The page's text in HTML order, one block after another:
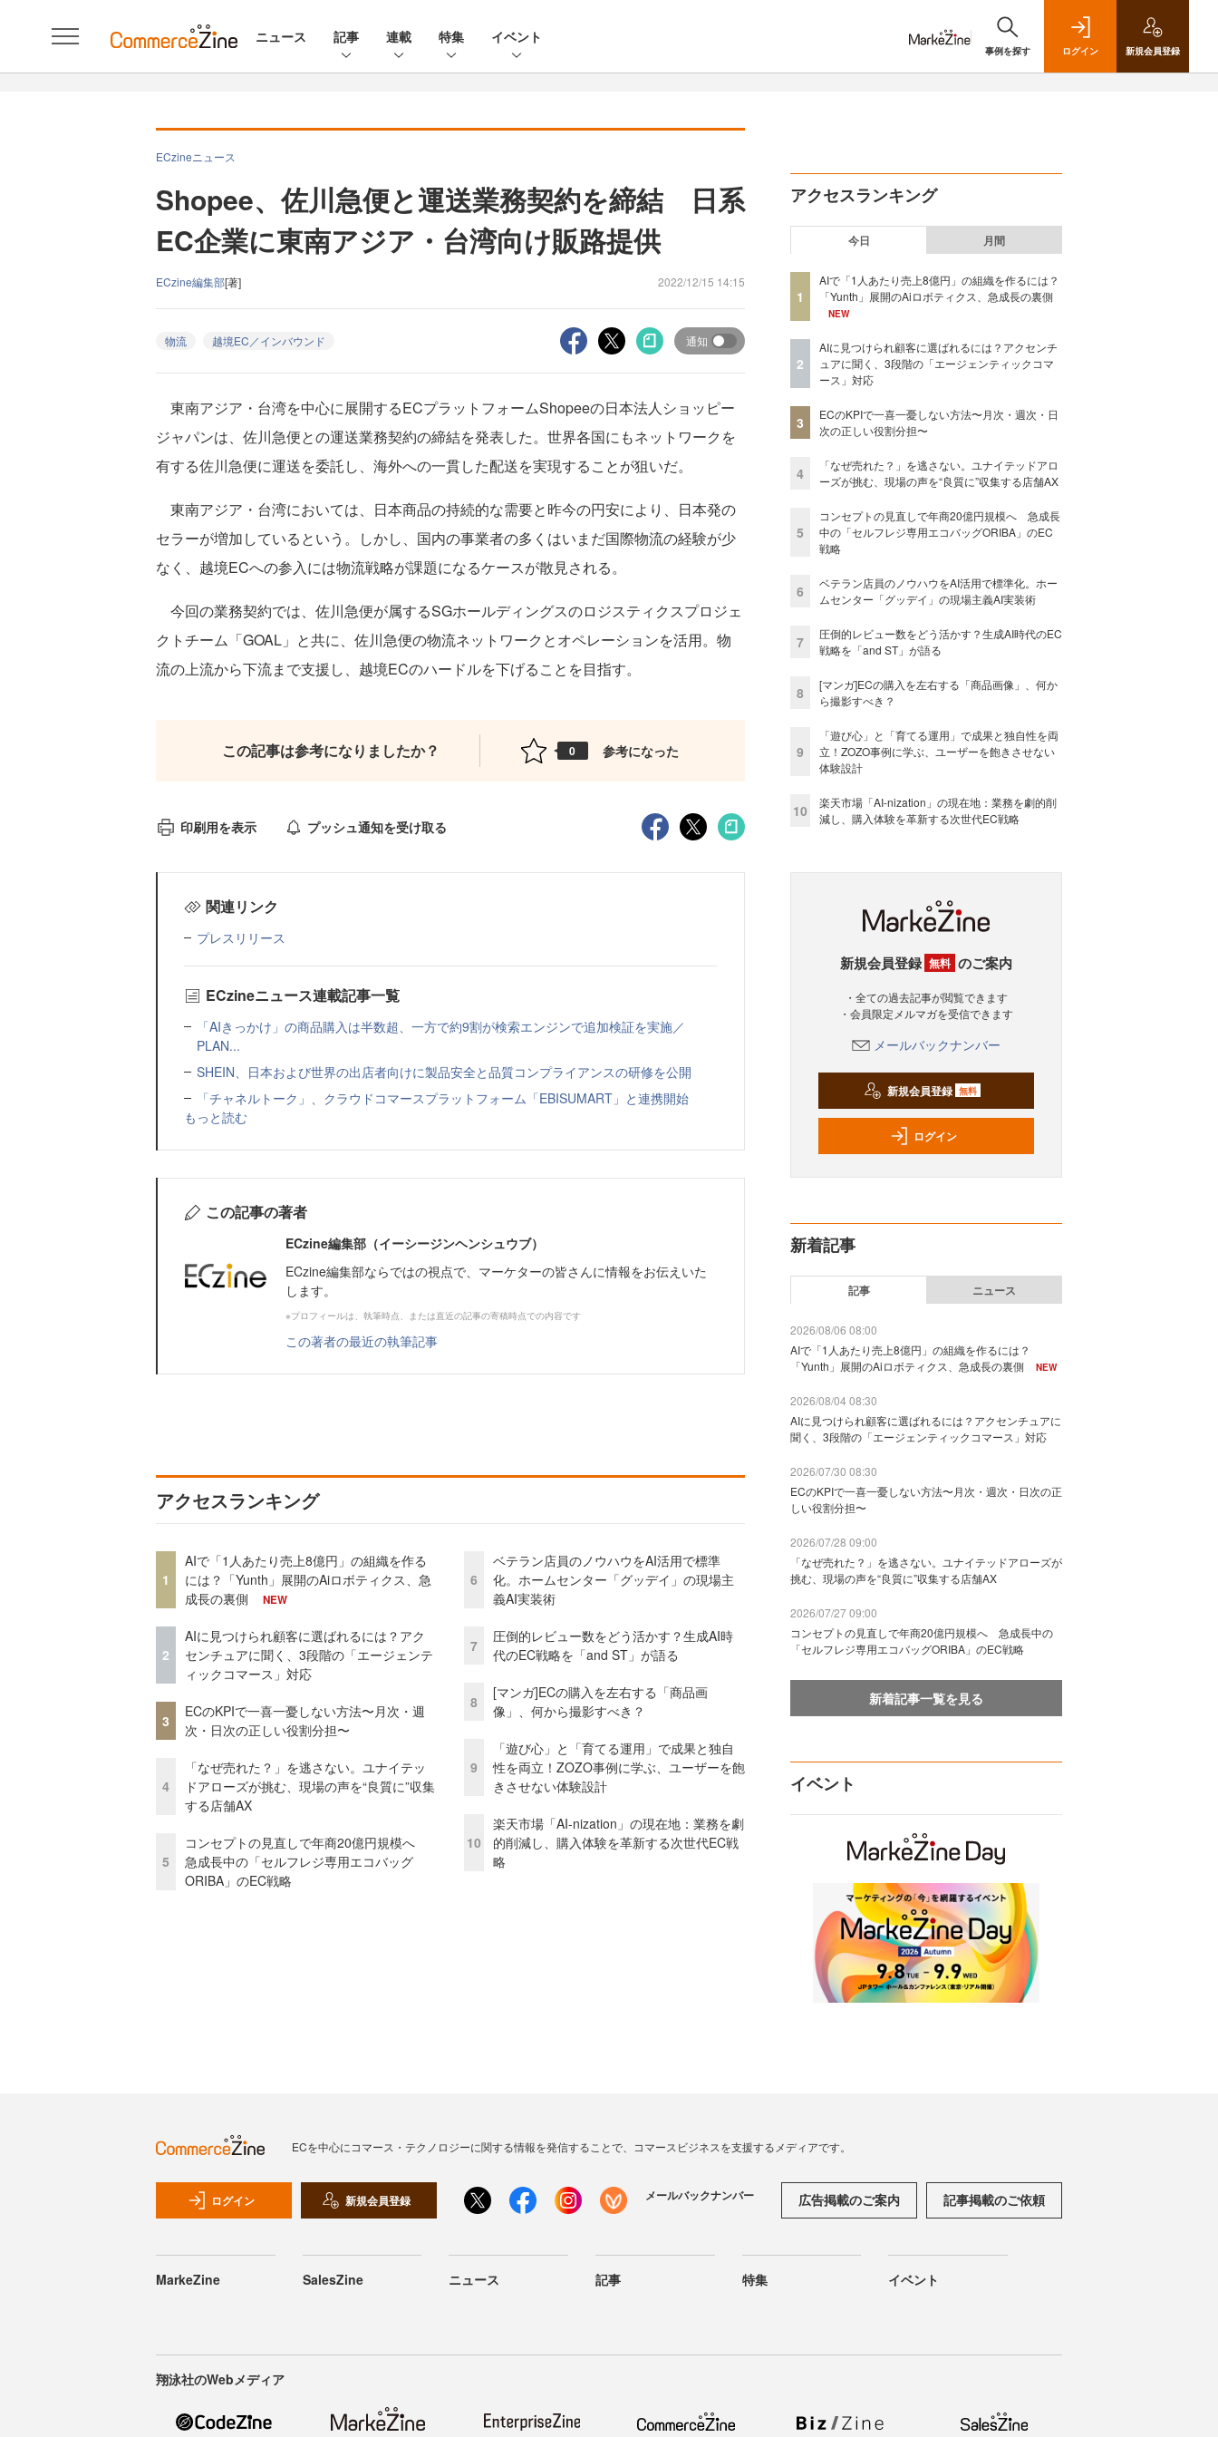
ニュース 記事 連載 特集 イベント
事例を探す ログイン 新規会員登録
ECzineニュース
Shopee、佐川急便と運送業務契約を締結 日系
EC企業に東南アジア・台湾向け販路提供
ECzine編集部[著] 2022/12/15 14:15
物流 越境EC／インバウンド 通知
東南アジア・台湾を中心に展開するECプラットフォームShopeeの日本法人ショッピー
ジャパンは、佐川急便との運送業務契約の締結を発表した。世界各国にもネットワークを
有する佐川急便に運送を委託し、海外への一貫した配送を実現することが狙いだ。
東南アジア・台湾においては、日本商品の持続的な需要と昨今の円安により、日本発の
セラーが増加しているという。しかし、国内の事業者の多くはいまだ国際物流の経験が少
なく、越境ECへの参入には物流戦略が課題になるケースが散見される。
今回の業務契約では、佐川急便が属するSGホールディングスのロジスティクスプロジェ
クトチーム「GOAL」と共に、佐川急便の物流ネットワークとオペレーションを活用。物
流の上流から下流まで支援し、越境ECのハードルを下げることを目指す。
この記事は参考になりましたか？ 0 参考になった
印刷用を表示 プッシュ通知を受け取る
関連リンク
プレスリリース
ECzineニュース連載記事一覧
「AIきっかけ」の商品購入は半数超、一方で約9割が検索エンジンで追加検証を実施／
PLAN...
SHEIN、日本および世界の出店者向けに製品安全と品質コンプライアンスの研修を公開
「チャネルトーク」、クラウドコマースプラットフォーム「EBISUMART」と連携開始
もっと読む
この記事の著者
ECzine編集部（イーシージンヘンシュウブ）
ECzine編集部ならではの視点で、マーケターの皆さんに情報をお伝えいた
します。
※プロフィールは、執筆時点、または直近の記事の寄稿時点での内容です
この著者の最近の執筆記事
アクセスランキング
1
AIで「1人あたり売上8億円」の組織を作る
には？「Yunth」展開のAiロボティクス、急
成長の裏側
NEW
2
AIに見つけられ顧客に選ばれるには？アク
センチュアに聞く、3段階の「エージェンテ
ィックコマース」対応
3
ECのKPIで一喜一憂しない方法〜月次・週
次・日次の正しい役割分担〜
4
「なぜ売れた？」を逃さない。ユナイテッ
ドアローズが挑む、現場の声を“良質に”収集
する店舗AX
5
コンセプトの見直しで年商20億円規模へ
急成長中の「セルフレジ専用エコバッグ
ORIBA」のEC戦略
6
ベテラン店員のノウハウをAI活用で標準
化。ホームセンター「グッデイ」の現場主
義AI実装術
7
圧倒的レビュー数をどう活かす？生成AI時
代のEC戦略を「and ST」が語る
8
[マンガ]ECの購入を左右する「商品画
像」、何から撮影すべき？
9
「遊び心」と「育てる運用」で成果と独自
性を両立！ZOZO事例に学ぶ、ユーザーを飽
きさせない体験設計
10
楽天市場「AI-nization」の現在地：業務を劇
的削減し、購入体験を革新する次世代EC戦
略
アクセスランキング
今日 月間
1
AIで「1人あたり売上8億円」の組織を作るには？
「Yunth」展開のAiロボティクス、急成長の裏側
NEW
2
AIに見つけられ顧客に選ばれるには？アクセンチ
ュアに聞く、3段階の「エージェンティックコマ
ース」対応
3
ECのKPIで一喜一憂しない方法〜月次・週次・日
次の正しい役割分担〜
4
「なぜ売れた？」を逃さない。ユナイテッドアロ
ーズが挑む、現場の声を“良質に”収集する店舗AX
5
コンセプトの見直しで年商20億円規模へ 急成長
中の「セルフレジ専用エコバッグORIBA」のEC
戦略
6
ベテラン店員のノウハウをAI活用で標準化。ホー
ムセンター「グッデイ」の現場主義AI実装術
7
圧倒的レビュー数をどう活かす？生成AI時代のEC
戦略を「and ST」が語る
8
[マンガ]ECの購入を左右する「商品画像」、何か
ら撮影すべき？
9
「遊び心」と「育てる運用」で成果と独自性を両
立！ZOZO事例に学ぶ、ユーザーを飽きさせない
体験設計
10
楽天市場「AI-nization」の現在地：業務を劇的削
減し、購入体験を革新する次世代EC戦略
新規会員登録 無料 のご案内
・全ての過去記事が閲覧できます
・会員限定メルマガを受信できます
メールバックナンバー
新規会員登録 無料
ログイン
新着記事
記事 ニュース
2026/08/06 08:00
AIで「1人あたり売上8億円」の組織を作るには？
「Yunth」展開のAiロボティクス、急成長の裏側
NEW
2026/08/04 08:30
AIに見つけられ顧客に選ばれるには？アクセンチュアに
聞く、3段階の「エージェンティックコマース」対応
2026/07/30 08:30
ECのKPIで一喜一憂しない方法〜月次・週次・日次の正
しい役割分担〜
2026/07/28 09:00
「なぜ売れた？」を逃さない。ユナイテッドアローズが
挑む、現場の声を“良質に”収集する店舗AX
2026/07/27 09:00
コンセプトの見直しで年商20億円規模へ 急成長中の
「セルフレジ専用エコバッグORIBA」のEC戦略
新着記事一覧を見る
イベント
ECを中心にコマース・テクノロジーに関する情報を発信することで、コマースビジネスを支援するメディアです。
ログイン 新規会員登録 メールバックナンバー 広告掲載のご案内 記事掲載のご依頼
MarkeZine SalesZine ニュース 記事 特集 イベント
翔泳社のWebメディア